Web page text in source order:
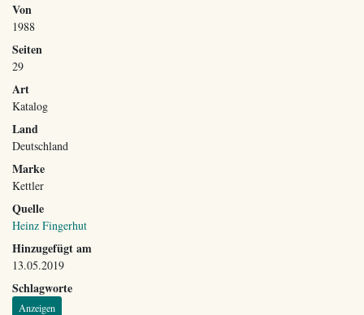
Von
1988
Seiten
29
Art
Katalog
Land
Deutschland
Marke
Kettler
Quelle
Heinz Fingerhut
Hinzugefügt am
13.05.2019
Schlagworte
Anzeigen